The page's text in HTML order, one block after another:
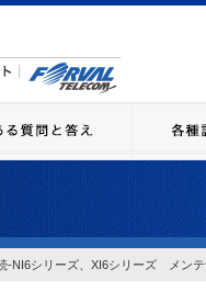
-NI6シリーズ、XI6シリーズ メン